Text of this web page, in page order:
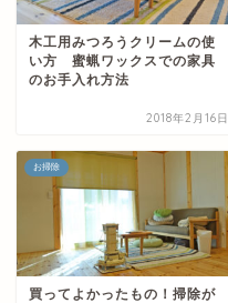
木工用みつろうクリームの使
い方 蜜蝋ワックスでの家具
のお手入れ方法
2018年2月16日
お掃除
買ってよかったもの！掃除が